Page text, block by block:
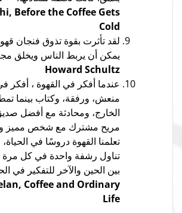
Before the Coffee Gets
Cold
لقد تأثرت بقوة تذوق فنجان
يمكن أن يربط الناس ويخلق
Howard Schultz
عندما أفكر في القهوة ، أفكر
منعش، ورفقة، وكتاب بينما
الخارج، ومحادثة مع أفضل
مريح مشترك مع شخص مميز
تعلمنا القهوة دروسًا في
تناول رشفة واحدة في كل مرة
بين الحين والآخر للتفكير في
Coffee and Ordinary
Life